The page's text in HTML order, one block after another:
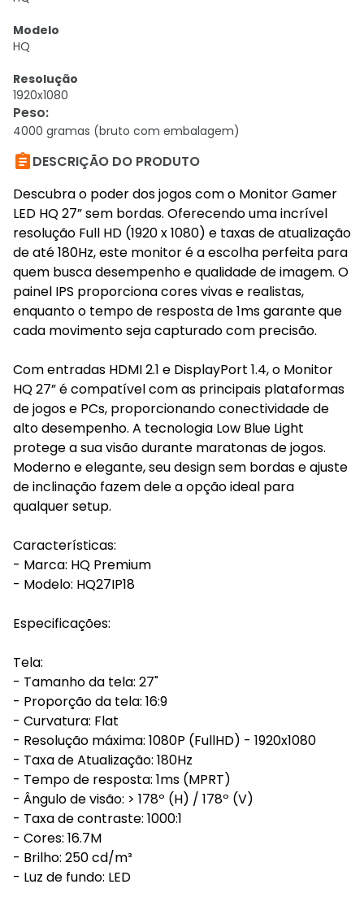
Modelo
HQ
Resolução
1920x1080
Peso:
4000 gramas (bruto com embalagem)
DESCRIÇÃO DO PRODUTO
Descubra o poder dos jogos com o Monitor Gamer
LED HQ 27” sem bordas. Oferecendo uma incrível
resolução Full HD (1920 x 1080) e taxas de atualização
de até 180Hz, este monitor é a escolha perfeita para
quem busca desempenho e qualidade de imagem. O
painel IPS proporciona cores vivas e realistas,
enquanto o tempo de resposta de 1ms garante que
cada movimento seja capturado com precisão.
Com entradas HDMI 2.1 e DisplayPort 1.4, o Monitor
HQ 27” é compatível com as principais plataformas
de jogos e PCs, proporcionando conectividade de
alto desempenho. A tecnologia Low Blue Light
protege a sua visão durante maratonas de jogos.
Moderno e elegante, seu design sem bordas e ajuste
de inclinação fazem dele a opção ideal para
qualquer setup.
Características:
- Marca: HQ Premium
- Modelo: HQ27IP18
Especificações:
Tela:
- Tamanho da tela: 27"
- Proporção da tela: 16:9
- Curvatura: Flat
- Resolução máxima: 1080P (FullHD) - 1920x1080
- Taxa de Atualização: 180Hz
- Tempo de resposta: 1ms (MPRT)
- Ângulo de visão: > 178º (H) / 178º (V)
- Taxa de contraste: 1000:1
- Cores: 16.7M
- Brilho: 250 cd/m³
- Luz de fundo: LED